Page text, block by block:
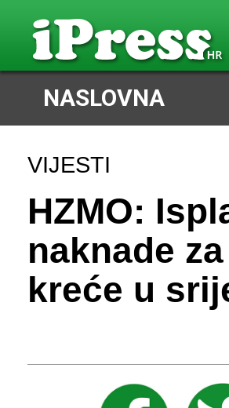
NASLOVNA
VIJESTI
HZMO:
naknade
kreće u